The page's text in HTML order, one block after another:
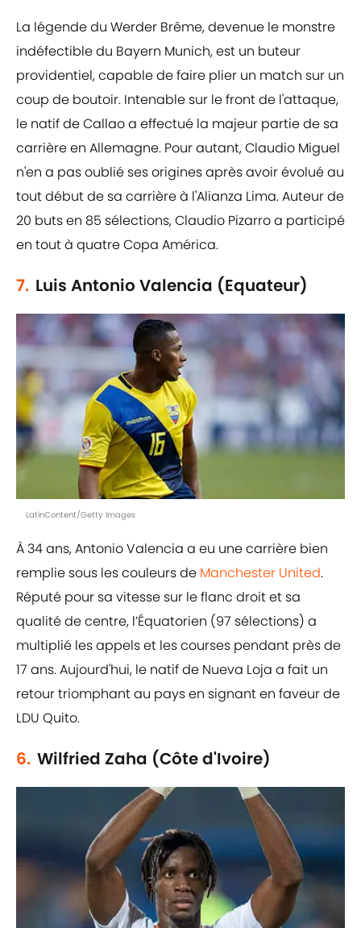
La légende du Werder Brême, devenue le monstre
indéfectible du Bayern Munich, est un buteur
providentiel, capable de faire plier un match sur un
coup de boutoir. Intenable sur le front de l'attaque,
le natif de Callao a effectué la majeur partie de sa
carrière en Allemagne. Pour autant, Claudio Miguel
n'en a pas oublié ses origines après avoir évolué au
tout début de sa carrière à l'Alianza Lima. Auteur de
20 buts en 85 sélections, Claudio Pizarro a participé
en tout à quatre Copa América.
7. Luis Antonio Valencia (Equateur)
LatinContent/Getty Images
À 34 ans, Antonio Valencia a eu une carrière bien
remplie sous les couleurs de Manchester United.
Réputé pour sa vitesse sur le flanc droit et sa
qualité de centre, l’Équatorien (97 sélections) a
multiplié les appels et les courses pendant près de
17 ans. Aujourd'hui, le natif de Nueva Loja a fait un
retour triomphant au pays en signant en faveur de
LDU Quito.
6. Wilfried Zaha (Côte d'Ivoire)